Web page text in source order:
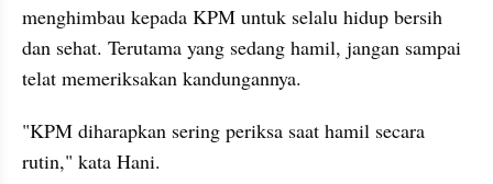
menghimbau kepada KPM untuk selalu hidup bersih
dan sehat. Terutama yang sedang hamil, jangan sampai
telat memeriksakan kandungannya.
"KPM diharapkan sering periksa saat hamil secara
rutin," kata Hani.